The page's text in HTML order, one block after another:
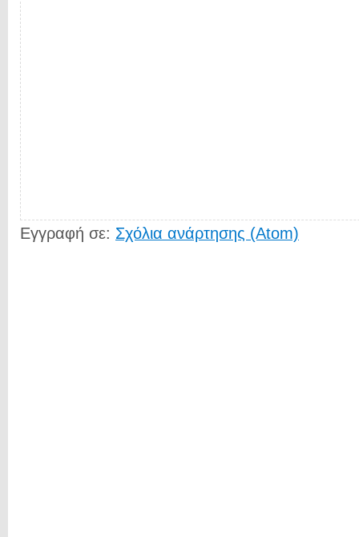
Εγγραφή σε: Σχόλια ανάρτησης (Atom)